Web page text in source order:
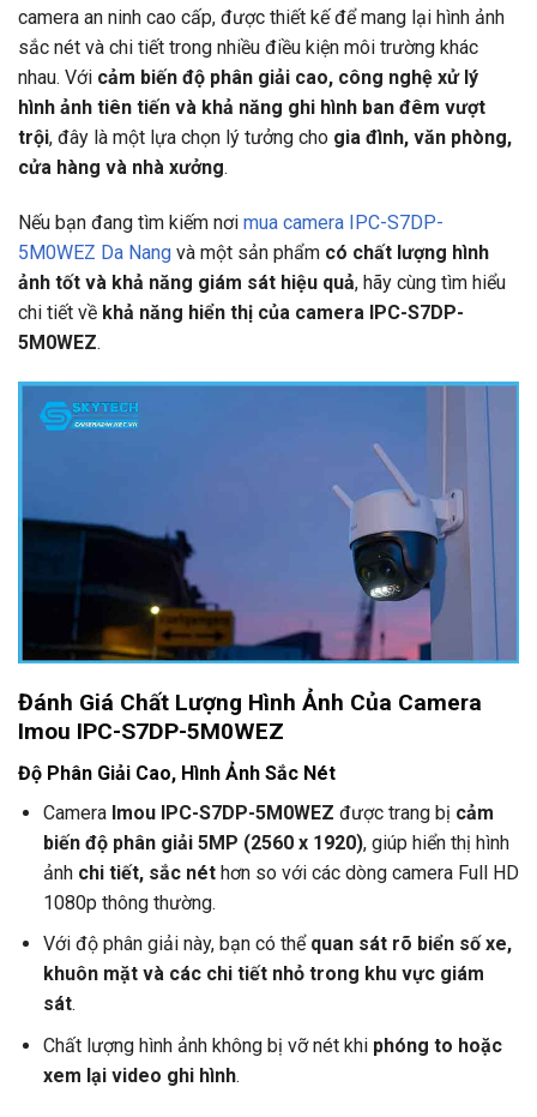
camera an ninh cao cấp, được thiết kế để mang lại hình ảnh
sắc nét và chi tiết trong nhiều điều kiện môi trường khác
nhau. Với cảm biến độ phân giải cao, công nghệ xử lý
hình ảnh tiên tiến và khả năng ghi hình ban đêm vượt
trội, đây là một lựa chọn lý tưởng cho gia đình, văn phòng,
cửa hàng và nhà xưởng.
Nếu bạn đang tìm kiếm nơi mua camera IPC-S7DP-
5M0WEZ Da Nang và một sản phẩm có chất lượng hình
ảnh tốt và khả năng giám sát hiệu quả, hãy cùng tìm hiểu
chi tiết về khả năng hiển thị của camera IPC-S7DP-
5M0WEZ.
Đánh Giá Chất Lượng Hình Ảnh Của Camera
Imou IPC-S7DP-5M0WEZ
Độ Phân Giải Cao, Hình Ảnh Sắc Nét
Camera Imou IPC-S7DP-5M0WEZ được trang bị cảm
biến độ phân giải 5MP (2560 x 1920), giúp hiển thị hình
ảnh chi tiết, sắc néthơn so với các dòng camera Full HD
1080p thông thường.
Với độ phân giải này, bạn có thể quan sát rõ biển số xe,
khuôn mặt và các chi tiết nhỏ trong khu vực giám
sát.
Chất lượng hình ảnh không bị vỡ nét khi phóng to hoặc
xem lại video ghi hình.